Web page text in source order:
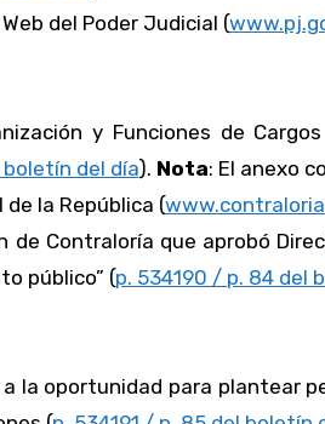
del Poder Judicial (
y Funciones de
boletín del día). Nota: El anexo
la República (
Contraloría que aprobó
público” (p. 534190 / p. 84 del
la oportunidad para plantear